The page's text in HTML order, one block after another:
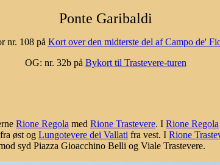
Ponte Garibaldi
nr. 108 på Kort over den midterste del af Campo de'
OG: nr. 32b på Bykort til Trastevere-turen
Rione Regola med Rione Trastevere. I Rione Regola
fra øst og Lungotevere dei Vallati fra vest. I Rione
syd Piazza Gioacchino Belli og Viale Trastevere.